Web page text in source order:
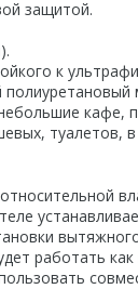
защитой.
к
туалетов,
работать